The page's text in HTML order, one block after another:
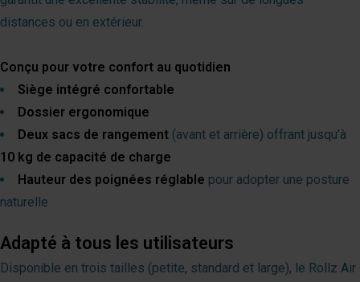
distances ou en extérieur.
Conçu pour votre confort au quotidien
Siège intégré confortable
Dossier ergonomique
Deux sacs de rangement (avant et arrière) offrant jusqu’à
10 kg de capacité de charge
Hauteur des poignées réglable pour adopter une posture
naturelle
Adapté à tous les utilisateurs
Disponible en trois tailles (petite, standard et large), le Rollz Air